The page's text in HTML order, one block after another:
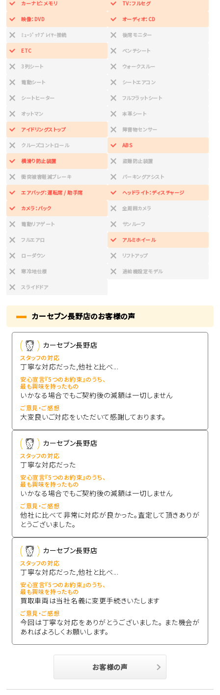
カーナビ：メモリ TV：フルセグ
映像：DVD オーディオ：CD
ﾐｭｰｼﾞｯｸﾌﾟﾚｲﾔｰ接続 後席モニター
ETC ベンチシート
3列シート ウォークスルー
電動シート シートエアコン
シートヒーター フルフラットシート
オットマン 本革シート
アイドリングストップ 障害物センサー
クルーズコントロール ABS
横滑り防止装置 盗難防止装置
衝突被害軽減ブレーキ パーキングアシスト
エアバッグ：運転席 / 助手席 ヘッドライト：ディスチャージ
カメラ：バック 全周囲カメラ
電動リアゲート サンルーフ
フルエアロ アルミホイール
ローダウン リフトアップ
寒冷地仕様 過給機設定モデル
スライドドア
カーセブン長野店のお客様の声
カーセブン長野店
スタッフの対応
丁寧な対応だった,他社と比べ...
安心宣言『5つのお約束』のうち、
最も興味を持ったもの
いかなる場合でもご契約後の減額は一切しません
ご意見・ご感想
大変良いご対応をいただいて感謝しております。
カーセブン長野店
スタッフの対応
丁寧な対応だった
安心宣言『5つのお約束』のうち、
最も興味を持ったもの
いかなる場合でもご契約後の減額は一切しません
ご意見・ご感想
他社に比べて非常に対応が良かった。査定して頂きありが
とうございました。
カーセブン長野店
スタッフの対応
丁寧な対応だった,他社と比べ...
安心宣言『5つのお約束』のうち、
最も興味を持ったもの
買取車両は当社名義に変更手続きいたします
ご意見・ご感想
今回は丁寧な対応をありがとうございました。 また機会が
あればよろしくお願いします。
お客様の声